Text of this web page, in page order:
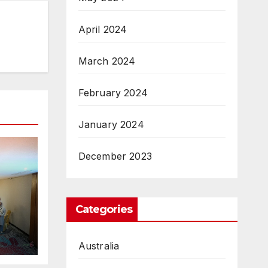
April 2024
March 2024
February 2024
January 2024
December 2023
Categories
Australia